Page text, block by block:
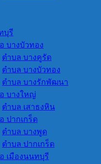
บุรี
บางบัวทอง
ตำบล บางคูรัด
ตำบล บางบัวทอง
ตำบล บางรักพัฒนา
บางใหญ่
ตำบล เสาธงหิน
ปากเกร็ด
ตำบล บางพูด
ตำบล ปากเกร็ด
เมืองนนทบุรี